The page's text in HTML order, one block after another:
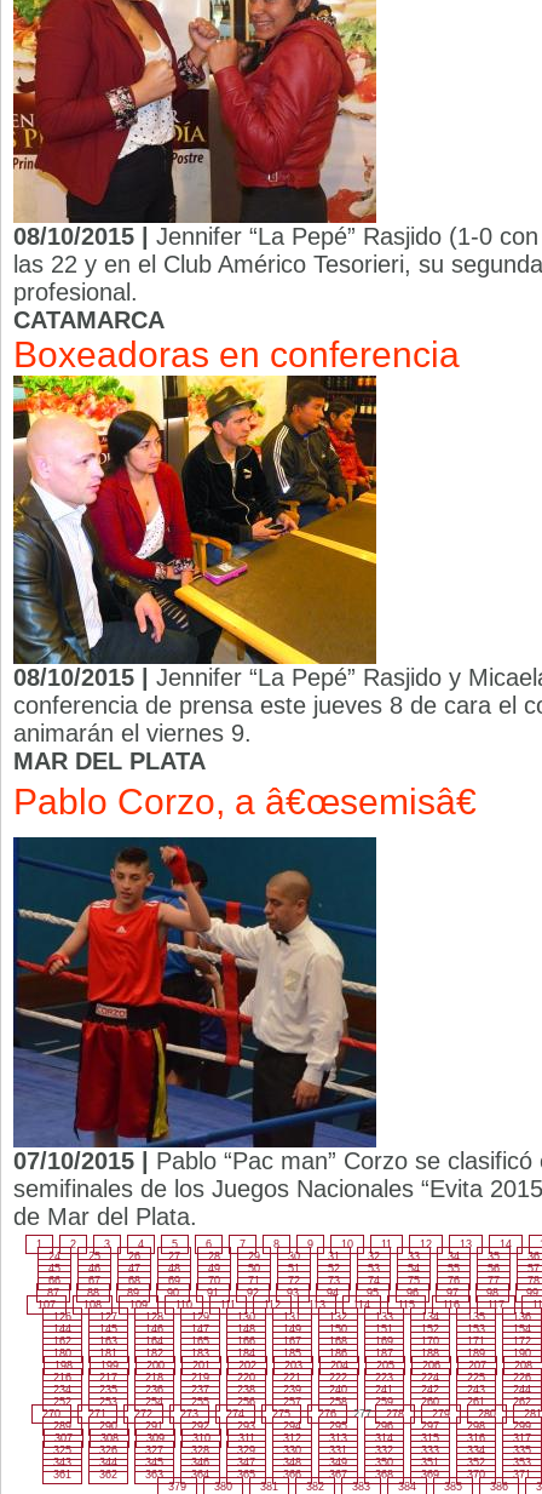
08/10/2015 | Jennifer “La Pepé” Rasjido (1-0
las 22 y en el Club Américo Tesorieri, su
profesional.
CATAMARCA
Boxeadoras en conferencia
08/10/2015 | Jennifer “La Pepé” Rasjido y
conferencia de prensa este jueves 8 de cara el
animarán el viernes 9.
MAR DEL PLATA
Pablo Corzo, a â€œsemisâ€
07/10/2015 | Pablo “Pac man” Corzo se
semifinales de los Juegos Nacionales “Evita
de Mar del Plata.
1 2 3 4 5 6 7 8 9 10 11 12 13 14
24
25 26 27 28 29 30 31 32 33 34 35
36
45
46 47 48 49 50 51 52 53 54 55 56
57
66
67 68 69 70 71 72 73 74 75 76 77
78
87
88 89 90 91 92 93 94 95 96 97 98
99
107
108 109 110 111 112 113 114 115 116 117
126
127 128 129 130 131 132 133 134 135
136
144
145 146 147 148 149 150 151 152 153
154
162
163 164 165 166 167 168 169 170 171
172
180
181 182 183 184 185 186 187 188 189
190
198
199 200 201 202 203 204 205 206 207
208
216
217 218 219 220 221 222 223 224 225
226
234
235 236 237 238 239 240 241 242 243
244
252
253 254 255 256 257 258 259 260 261
262
270
271 272 273 274 275 276 277 278 279 280
281
289
290 291 292 293 294 295 296 297 298
299
307
308 309 310 311 312 313 314 315 316
317
325
326 327 328 329 330 331 332 333 334
335
343
344 345 346 347 348 349 350 351 352
353
361
362 363 364 365 366 367 368 369 370
371
379
380 381 382 383 384 385 386